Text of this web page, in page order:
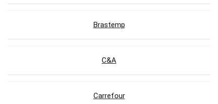
Brastemp
C&A
Carrefour